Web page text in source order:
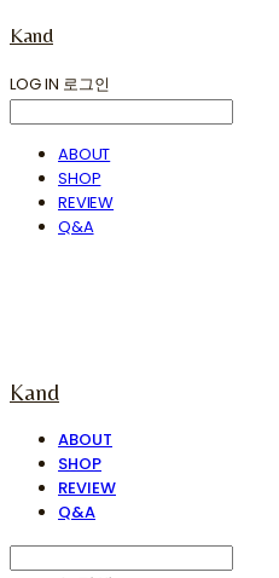
Kand
LOG IN 로그인
ABOUT
SHOP
REVIEW
Q&A
Kand
ABOUT
SHOP
REVIEW
Q&A